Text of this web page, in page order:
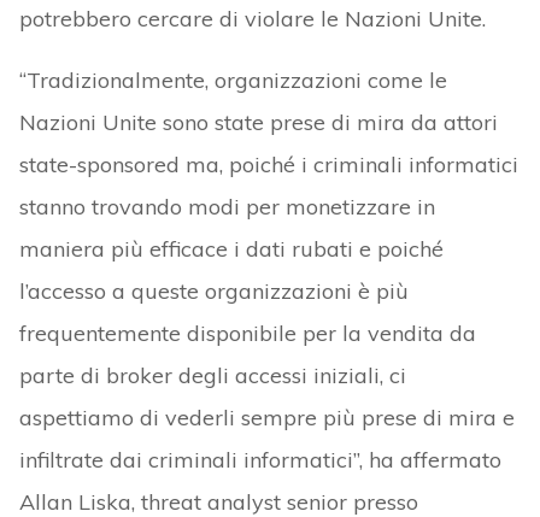
potrebbero cercare di violare le Nazioni Unite.
“Tradizionalmente, organizzazioni come le
Nazioni Unite sono state prese di mira da attori
state-sponsored ma, poiché i criminali informatici
stanno trovando modi per monetizzare in
maniera più efficace i dati rubati e poiché
l’accesso a queste organizzazioni è più
frequentemente disponibile per la vendita da
parte di broker degli accessi iniziali, ci
aspettiamo di vederli sempre più prese di mira e
infiltrate dai criminali informatici”, ha affermato
Allan Liska, threat analyst senior presso